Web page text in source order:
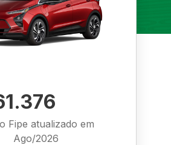
Fipe atualizado em
Ago/2026